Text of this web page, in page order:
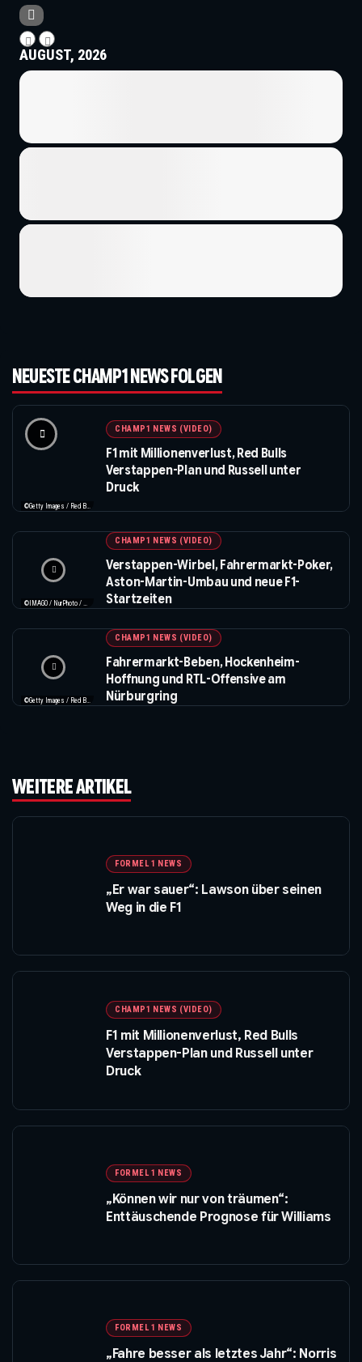
AUGUST, 2026
NEUESTE CHAMP1 NEWS FOLGEN
CHAMP1 NEWS (VIDEO)
F1 mit Millionenverlust, Red Bulls
Verstappen-Plan und Russell unter
Druck
CHAMP1 NEWS (VIDEO)
Verstappen-Wirbel, Fahrermarkt-Poker,
Aston-Martin-Umbau und neue F1-
Startzeiten
CHAMP1 NEWS (VIDEO)
Fahrermarkt-Beben, Hockenheim-
Hoffnung und RTL-Offensive am
Nürburgring
WEITERE ARTIKEL
FORMEL 1 NEWS
„Er war sauer“: Lawson über seinen
Weg in die F1
CHAMP1 NEWS (VIDEO)
F1 mit Millionenverlust, Red Bulls
Verstappen-Plan und Russell unter
Druck
FORMEL 1 NEWS
„Können wir nur von träumen“:
Enttäuschende Prognose für Williams
FORMEL 1 NEWS
„Fahre besser als letztes Jahr“: Norris